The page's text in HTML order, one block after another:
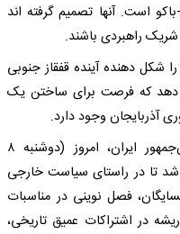
است. آنها تصمیم گرفته اند
راهبردی باشند.
شکل دهنده آینده قفقاز جنوبی
دهد که فرصت برای ساختن یک
آذربایجان وجود دارد.
به گزارش ایرنا، مسعود پزشکیان رئیس‌جمهور ایران، امروز (دوشنبه ۸
شد تا در راستای سیاست خارجی
فصل نوینی در مناسبات
در اشتراکات عمیق تاریخی،